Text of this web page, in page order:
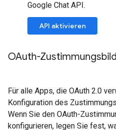
Google Chat API.
API aktivieren
OAuth-
Für alle Apps, die OAuth 2.0
Konfiguration des
Wenn Sie den OAuth-
konfigurieren, legen Sie fest,